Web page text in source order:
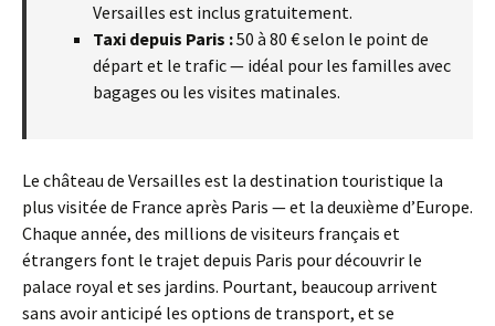
Versailles est inclus gratuitement.
Taxi depuis Paris :50 à 80 € selon le point de
départ et le trafic — idéal pour les familles avec
bagages ou les visites matinales.
Le château de Versailles est la destination touristique la
plus visitée de France après Paris — et la deuxième d’Europe.
Chaque année, des millions de visiteurs français et
étrangers font le trajet depuis Paris pour découvrir le
palace royal et ses jardins. Pourtant, beaucoup arrivent
sans avoir anticipé les options de transport, et se